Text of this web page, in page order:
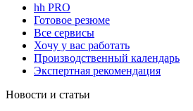
hh PRO
Готовое резюме
Все сервисы
Хочу у вас работать
Производственный календарь
Экспертная рекомендация
Новости и статьи